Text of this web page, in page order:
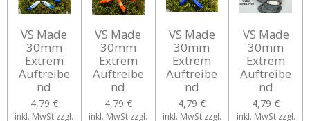
VS Made
30mm
Extrem
Auftreibe
nd
4,79 €
inkl. MwSt zzgl.
VS Made
30mm
Extrem
Auftreibe
nd
4,79 €
inkl. MwSt zzgl.
VS Made
30mm
Extrem
Auftreibe
nd
4,79 €
inkl. MwSt zzgl.
VS Made
30mm
Extrem
Auftreibe
nd
4,79 €
inkl. MwSt zzgl.